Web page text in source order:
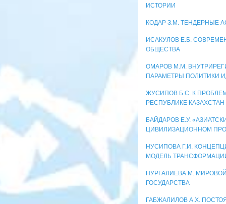
ИСТОРИИ
КОДАР З.М. ТЕНДЕРНЫЕ
ИСАКУЛОВ Е.Б.
ОБЩЕСТВА
ОМАРОВ М.М.
ПАРАМЕТРЫ ПОЛИТИКИ
ЖУСИПОВ Б.С. К
РЕСПУБЛИКЕ КАЗАХСТАН
БАЙДАРОВ Е.У.
ЦИВИЛИЗАЦИОННОМ
НУСИПОВА Г.И.
МОДЕЛЬ
НУРГАЛИЕВА М.
ГОСУДАРСТВА
ГАБЖАЛИЛОВ А.Х.